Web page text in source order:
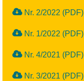
Nr. 2/2022 (PDF)
Nr. 1/2022 (PDF)
Nr. 4/2021 (PDF)
Nr. 3/2021 (PDF)